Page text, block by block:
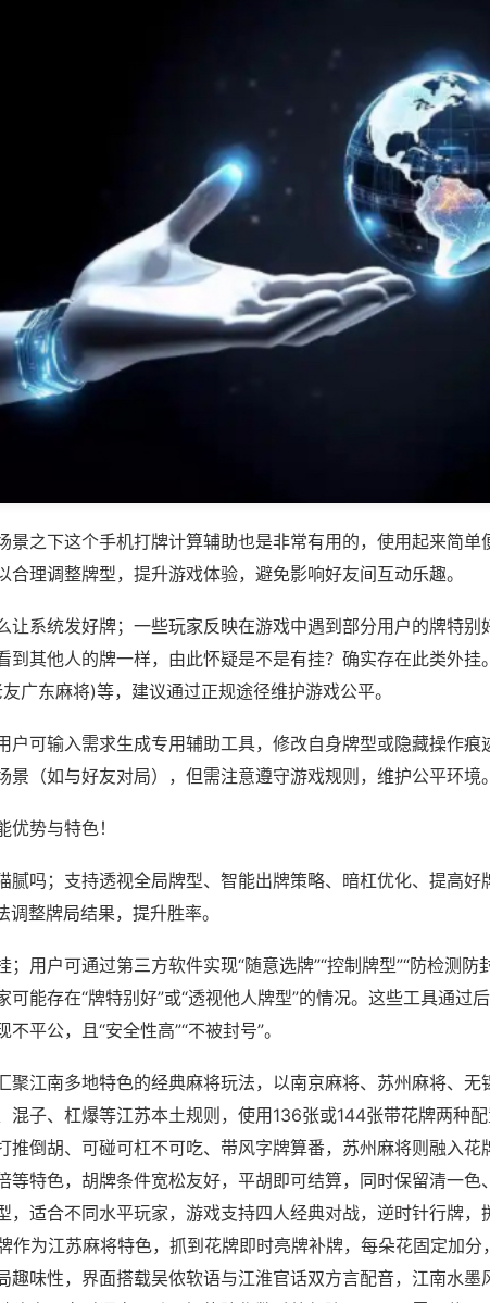
景之下这个手机打牌计算辅助也是非常有用的，使用起来简单
合理调整牌型，提升游戏体验，避免影响好友间互动乐趣。
让系统发好牌；一些玩家反映在游戏中遇到部分用户的牌特别
到其他人的牌一样，由此怀疑是不是有挂？确实存在此类外挂
广东麻将)等，建议通过正规途径维护游戏公平。
户可输入需求生成专用辅助工具，修改自身牌型或隐藏操作痕
景（如与好友对局），但需注意遵守游戏规则，维护公平环境。
势与特色！
腻吗；支持透视全局牌型、智能出牌策略、暗杠优化、提高好
调整牌局结果，提升胜率。
；用户可通过第三方软件实现“随意选牌”“控制牌型”“防检测防
可能存在“牌特别好”或“透视他人牌型”的情况。这些工具通过
平公，且“安全性高”“不被封号”。
聚江南多地特色的经典麻将玩法，以南京麻将、苏州麻将、无
混子、杠爆等江苏本土规则，使用136张或144张带花牌两种
推倒胡、可碰可杠不可吃、带风字牌算番，苏州麻将则融入花
等特色，胡牌条件宽松友好，平胡即可结算，同时保留清一色
，适合不同水平玩家，游戏支持四人经典对战，逆时针行牌，
作为江苏麻将特色，抓到花牌即时亮牌补牌，每朵花固定加分
趣味性，界面搭载吴侬软语与江淮官话双方言配音，江南水墨